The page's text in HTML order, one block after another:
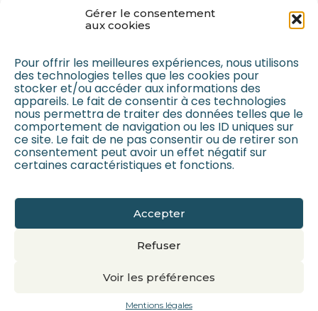
Gérer le consentement
aux cookies
Pour offrir les meilleures expériences, nous utilisons
des technologies telles que les cookies pour
stocker et/ou accéder aux informations des
appareils. Le fait de consentir à ces technologies
nous permettra de traiter des données telles que le
comportement de navigation ou les ID uniques sur
ce site. Le fait de ne pas consentir ou de retirer son
consentement peut avoir un effet négatif sur
certaines caractéristiques et fonctions.
Accepter
Refuser
Voir les préférences
Mentions légales
échéant, les mesures pour en atténuer les
éventuelles conséquences négatives.
Footer
Principale
MENTIONS LÉGALES